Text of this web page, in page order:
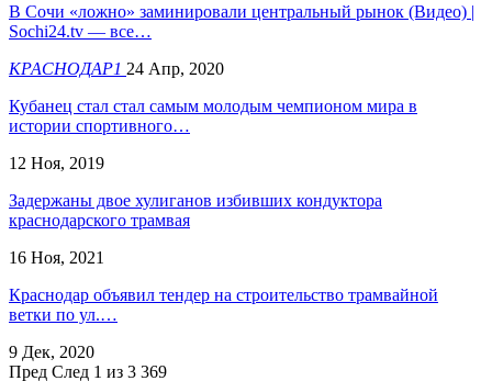
В Сочи «ложно» заминировали центральный рынок (Видео) |
Sochi24.tv — все…
КРАСНОДАР1 24 Апр, 2020
Кубанец стал стал самым молодым чемпионом мира в
истории спортивного…
12 Ноя, 2019
Задержаны двое хулиганов избивших кондуктора
краснодарского трамвая
16 Ноя, 2021
Краснодар объявил тендер на строительство трамвайной
ветки по ул.…
9 Дек, 2020
Пред След 1 из 3 369